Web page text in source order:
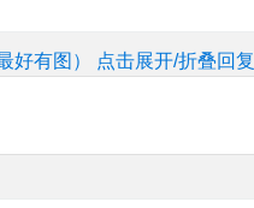
好有图） 点击展开/折叠回复